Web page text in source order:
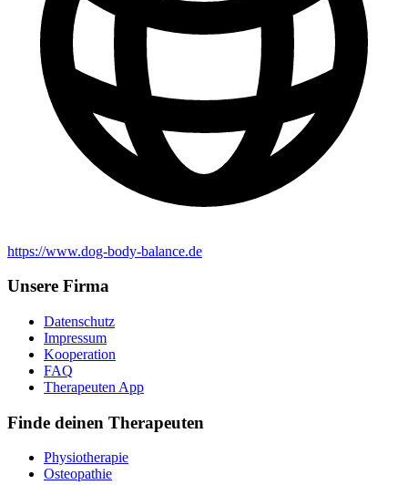
https://www.dog-body-balance.de
Unsere Firma
Datenschutz
Impressum
Kooperation
FAQ
Therapeuten App
Finde deinen Therapeuten
Physiotherapie
Osteopathie